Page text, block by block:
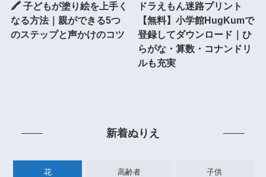
🖍 子どもが塗り絵を上手く
なる方法｜親ができる5つ
のステップと声かけのコツ
ドラえもん迷路プリント
【無料】小学館HugKumで
登録してダウンロード｜ひ
らがな・算数・コナンドリ
ルも充実
新着ぬりえ
花 高齢者 子供